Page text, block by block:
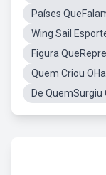
Países
Wing Sail
Figura
Quem Criou
De QuemSurgiu